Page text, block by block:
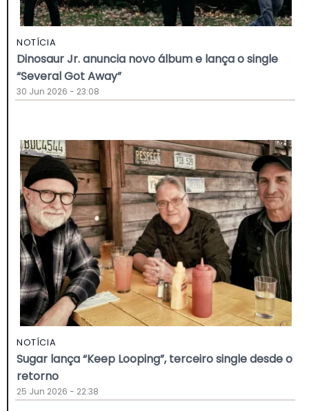
NOTÍCIA
Dinosaur Jr. anuncia novo álbum e lança o single
“Several Got Away”
30 Jun 2026 - 23:08
NOTÍCIA
Sugar lança “Keep Looping”, terceiro single desde o
retorno
25 Jun 2026 - 22:38